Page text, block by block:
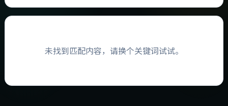
未找到匹配内容，请换个关键词试试。